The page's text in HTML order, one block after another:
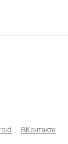
ВКонтакте